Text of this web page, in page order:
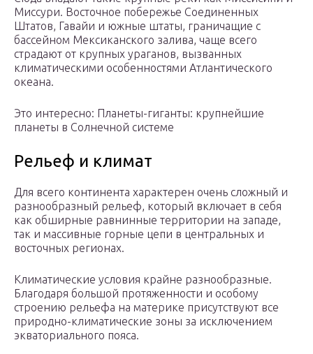
Миссури. Восточное побережье Соединенных
Штатов, Гавайи и южные штаты, граничащие с
бассейном Мексиканского залива, чаще всего
страдают от крупных ураганов, вызванных
климатическими особенностями Атлантического
океана.
Это интересно: Планеты-гиганты: крупнейшие
планеты в Солнечной системе
Рельеф и климат
Для всего континента характерен очень сложный и
разнообразный рельеф, который включает в себя
как обширные равнинные территории на западе,
так и массивные горные цепи в центральных и
восточных регионах.
Климатические условия крайне разнообразные.
Благодаря большой протяженности и особому
строению рельефа на материке присутствуют все
природно-климатические зоны за исключением
экваториального пояса.